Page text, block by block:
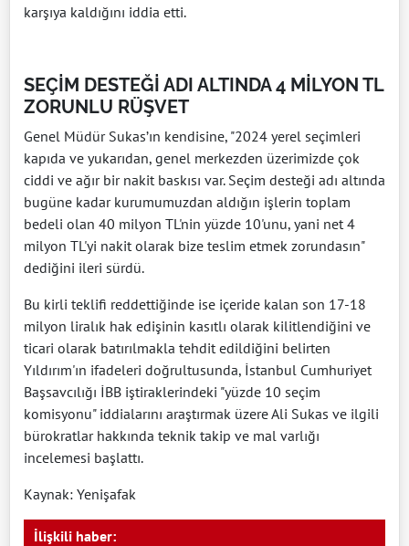
karşıya kaldığını iddia etti.
SEÇİM DESTEĞİ ADI ALTINDA 4 MİLYON TL
ZORUNLU RÜŞVET
Genel Müdür Sukas’ın kendisine, "2024 yerel seçimleri
kapıda ve yukarıdan, genel merkezden üzerimizde çok
ciddi ve ağır bir nakit baskısı var. Seçim desteği adı altında
bugüne kadar kurumumuzdan aldığın işlerin toplam
bedeli olan 40 milyon TL'nin yüzde 10'unu, yani net 4
milyon TL'yi nakit olarak bize teslim etmek zorundasın"
dediğini ileri sürdü.
Bu kirli teklifi reddettiğinde ise içeride kalan son 17-18
milyon liralık hak edişinin kasıtlı olarak kilitlendiğini ve
ticari olarak batırılmakla tehdit edildiğini belirten
Yıldırım'ın ifadeleri doğrultusunda, İstanbul Cumhuriyet
Başsavcılığı İBB iştiraklerindeki "yüzde 10 seçim
komisyonu" iddialarını araştırmak üzere Ali Sukas ve ilgili
bürokratlar hakkında teknik takip ve mal varlığı
incelemesi başlattı.
Kaynak: Yenişafak
İlişkili haber: